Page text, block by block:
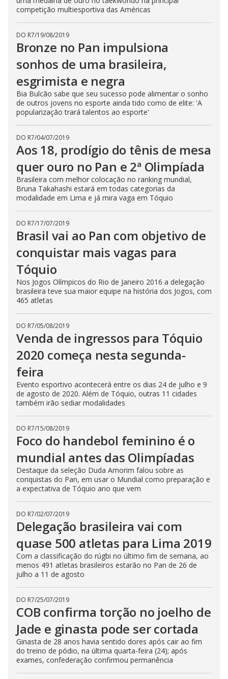
competição multiesportiva das Américas
DO R7/19/08/2019
Bronze no Pan impulsiona
sonhos de uma brasileira,
esgrimista e negra
Bia Bulcão sabe que seu sucesso pode alimentar o sonho
de outros jovens no esporte ainda tido como de elite: 'A
popularização trará talentos ao esporte'
DO R7/04/07/2019
Aos 18, prodígio do tênis de mesa
quer ouro no Pan e 2ª Olimpíada
Brasileira com melhor colocação no ranking mundial,
Bruna Takahashi estará em todas categorias da
modalidade em Lima e já mira vaga em Tóquio
DO R7/17/07/2019
Brasil vai ao Pan com objetivo de
conquistar mais vagas para
Tóquio
Nos Jogos Olímpicos do Rio de Janeiro 2016 a delegação
brasileira teve sua maior equipe na história dos Jogos, com
465 atletas
DO R7/05/08/2019
Venda de ingressos para Tóquio
2020 começa nesta segunda-
feira
Evento esportivo acontecerá entre os dias 24 de julho e 9
de agosto de 2020. Além de Tóquio, outras 11 cidades
também irão sediar modalidades
DO R7/15/08/2019
Foco do handebol feminino é o
mundial antes das Olimpíadas
Destaque da seleção Duda Amorim falou sobre as
conquistas do Pan, em usar o Mundial como preparação e
a expectativa de Tóquio ano que vem
DO R7/02/07/2019
Delegação brasileira vai com
quase 500 atletas para Lima 2019
Com a classificação do rúgbi no último fim de semana, ao
menos 491 atletas brasileiros estarão no Pan de 26 de
julho a 11 de agosto
DO R7/25/07/2019
COB confirma torção no joelho de
Jade e ginasta pode ser cortada
Ginasta de 28 anos havia sentido dores após cair ao fim
do treino de pódio, na última quarta-feira (24); após
exames, confederação confirmou permanência